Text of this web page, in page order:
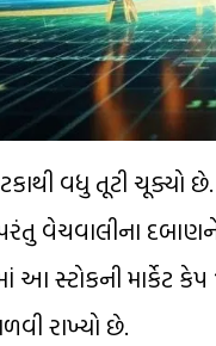
વધુ તૂટી
વેચવાલીના
આ સ્ટોકની માર્કેટ
રાખ્યો છે.